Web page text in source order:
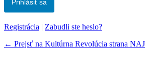
Registrácia | Zabudli ste heslo?
← Prejsť na Kultúrna Revolúcia strana NAJ